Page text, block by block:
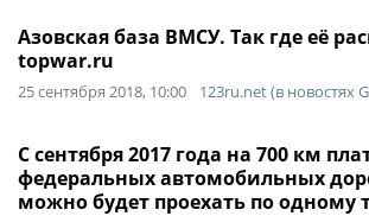
Азовская база ВМСУ. Так где её
topwar.ru
25 сентября 2018, 10:00 123ru.net (в новостях
С сентября 2017 года на 700 км
федеральных автомобильных
можно будет проехать по одному